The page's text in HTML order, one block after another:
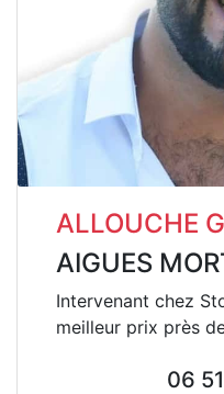
ALLOUCHE
AIGUES
Intervenant chez
meilleur prix près
06